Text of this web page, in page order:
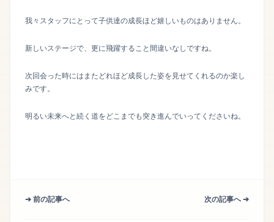
我々スタッフにとって子供達の成長ほど嬉しいものはありません。
新しいステージで、更に飛躍すること間違いなしですね。
次回会った時にはまたどれほど成長した姿を見せてくれるのか楽し
みです。
明るい未来へと続く道をどこまでも突き進んでいってくださいね。
➔ 前の記事へ 次の記事へ ➔